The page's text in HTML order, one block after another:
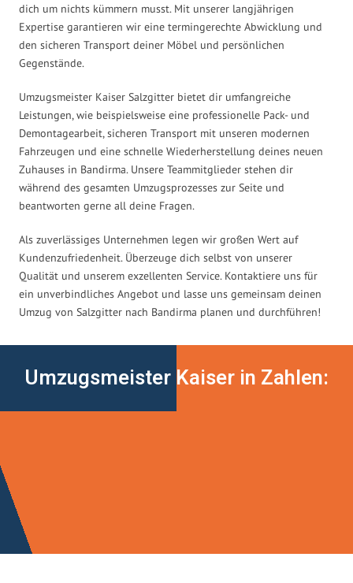
dich um nichts kümmern musst. Mit unserer langjährigen
Expertise garantieren wir eine termingerechte Abwicklung und
den sicheren Transport deiner Möbel und persönlichen
Gegenstände.
Umzugsmeister Kaiser Salzgitter bietet dir umfangreiche
Leistungen, wie beispielsweise eine professionelle Pack- und
Demontagearbeit, sicheren Transport mit unseren modernen
Fahrzeugen und eine schnelle Wiederherstellung deines neuen
Zuhauses in Bandirma. Unsere Teammitglieder stehen dir
während des gesamten Umzugsprozesses zur Seite und
beantworten gerne all deine Fragen.
Als zuverlässiges Unternehmen legen wir großen Wert auf
Kundenzufriedenheit. Überzeuge dich selbst von unserer
Qualität und unserem exzellenten Service. Kontaktiere uns für
ein unverbindliches Angebot und lasse uns gemeinsam deinen
Umzug von Salzgitter nach Bandirma planen und durchführen!
Umzugsmeister Kaiser in Zahlen: